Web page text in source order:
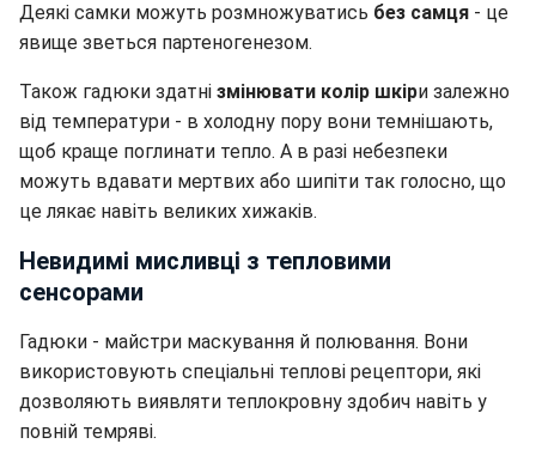
Деякі самки можуть розмножуватись без самця - це
явище зветься партеногенезом.
Також гадюки здатні змінювати колір шкіри залежно
від температури - в холодну пору вони темнішають,
щоб краще поглинати тепло. А в разі небезпеки
можуть вдавати мертвих або шипіти так голосно, що
це лякає навіть великих хижаків.
Невидимі мисливці з тепловими
сенсорами
Гадюки - майстри маскування й полювання. Вони
використовують спеціальні теплові рецептори, які
дозволяють виявляти теплокровну здобич навіть у
повній темряві.